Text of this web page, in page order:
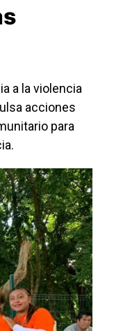
a la violencia
acciones
para